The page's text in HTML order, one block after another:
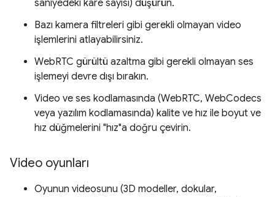
saniyedeki kare sayısı) düşürün.
Bazı kamera filtreleri gibi gerekli olmayan video
işlemlerini atlayabilirsiniz.
WebRTC gürültü azaltma gibi gerekli olmayan ses
işlemeyi devre dışı bırakın.
Video ve ses kodlamasında (WebRTC, WebCodecs
veya yazılım kodlamasında) kalite ve hız ile boyut ve
hız düğmelerini "hız"a doğru çevirin.
Video oyunları
Oyunun videosunu (3D modeller, dokular,